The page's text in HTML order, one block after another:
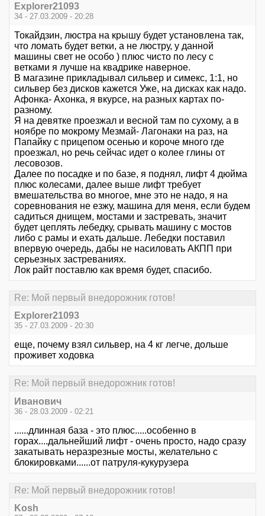
Explorer21093
34 - 27.03.2009 - 20:28
Токайдзин, люстра на крышу будет установлена так,
что ломать будет ветки, а не люстру, у данной
машины свет не особо ) плюс чисто по лесу с
ветками я лучше на квадрике наверное.
В магазине прикладывал сильвер и симекс, 1:1, но
сильвер без дисков кажется Уже, на дисках как надо.
Афонка- Ахонка, я вкурсе, на разных картах по-
разному.
Я на девятке проезжал и весной там по сухому, а в
ноябре по мокрому Мезмай- Лагонаки на раз, на
Папайку с прицепом осенью и короче много где
проезжал, но речь сейчас идет о колее глины от
лесовозов.
Далее по посадке и по базе, я поднял, лифт 4 дюйма
плюс колесами, далее выше лифт требует
вмешательства во многое, мне это не надо, я на
соревнования не езжу, машина для меня, если будем
садиться днищем, мостами и застревать, значит
будет цеплять лебедку, срывать машину с мостов
либо с рамы и ехать дальше. Лебедки поставил
впервую очередь, дабы не насиловать АКПП при
серьезных застреваниях.
Лок райт поставлю как время будет, спасибо.
Re: Мой первый внедорожник готов!
Explorer21093
35 - 27.03.2009 - 20:30
еще, почему взял сильвер, на 4 кг легче, дольше
проживет ходовка
Re: Мой первый внедорожник готов!
Иванович
36 - 28.03.2009 - 02:21
......длинная база - это плюс.....особенно в
горах....дальнейший лифт - очень просто, надо сразу
закатывать неразрезные мосты, желательно с
блокировками......от патруля-кукурузера
Re: Мой первый внедорожник готов!
Kosh